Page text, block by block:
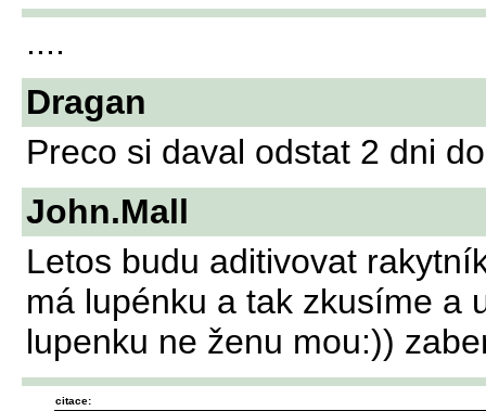
....
Dragan
Preco si daval odstat 2 dni
John.Mall
Letos budu aditivovat
má lupénku a tak zkusíme a
lupenku ne ženu mou:))
citace: